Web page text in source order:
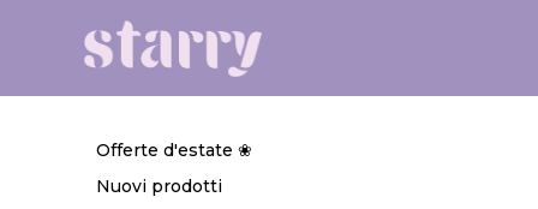
Offerte d'estate ❀
Nuovi prodotti